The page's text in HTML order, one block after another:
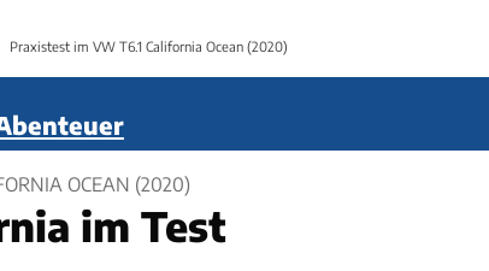
Praxistest im VW T6.1 California Ocean (2020)
OCEAN (2020)
im Test